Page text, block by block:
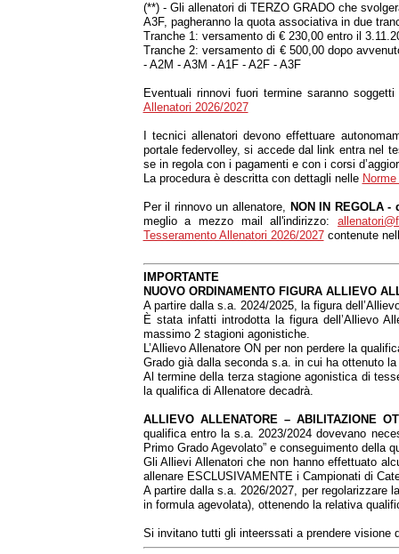
(**) - Gli allenatori di TERZO GRADO che
A3F, pagheranno la quota associativa in due
Tranche 1: versamento di € 230,00 entro il
Tranche 2: versamento di € 500,00 dopo
- A2M - A3M - A1F - A2F - A3F
Eventuali rinnovi fuori termine saranno
Allenatori 2026/2027
I tecnici allenatori devono effettuare
portale federvolley, si accede dal link entra nel
se in regola con i pagamenti e con i corsi
La procedura è descritta con dettagli nelle
Per il rinnovo un allenatore, NON IN REGOLA -
meglio a mezzo mail all'indirizzo:
Tesseramento Allenatori 2026/2027contenute
IMPORTANTE
NUOVO ORDINAMENTO FIGURA ALLIEVO
A partire dalla s.a. 2024/2025, la figura
È stata infatti introdotta la figura dell’Allievo
massimo 2 stagioni agonistiche.
L’Allievo Allenatore ON per non perdere la
Grado già dalla seconda s.a. in cui ha ottenuto
Al termine della terza stagione agonistica di
la qualifica di Allenatore decadrà.
ALLIEVO ALLENATORE – ABILITAZIONE
qualifica entro la s.a. 2023/2024 dovevano
Primo Grado Agevolato” e conseguimento della
Gli Allievi Allenatori che non hanno effettuato
allenare ESCLUSIVAMENTE i Campionati di
A partire dalla s.a. 2026/2027, per regolarizzare
in formula agevolata), ottenendo la relativa
Si invitano tutti gli inteerssati a prendere visione